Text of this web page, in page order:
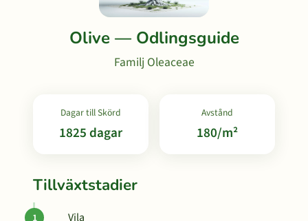
Olive — Odlingsguide
Familj Oleaceae
Dagar till Skörd
1825 dagar
Avstånd
180/m²
Tillväxtstadier
Vila